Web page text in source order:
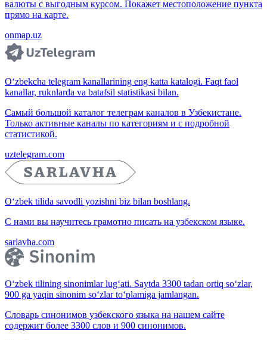
валюты с выгодным курсом. Покажет местоположение пункта
прямо на карте.
onmap.uz
O‘zbekcha telegram kanallarining eng katta katalogi. Faqt faol
kanallar, ruknlarda va batafsil statistikasi bilan.
Самый большой каталог телеграм каналов в Узбекистане.
Только активные каналы по категориям и с подробной
статистикой.
uztelegram.com
O‘zbek tilida savodli yozishni biz bilan boshlang.
С нами вы научитесь грамотно писать на узбекском языке.
sarlavha.com
O‘zbek tilining sinonimlar lug‘ati. Saytda 3300 tadan ortiq so‘zlar,
900 ga yaqin sinonim so‘zlar to‘plamiga jamlangan.
Словарь синонимов узбекского языка на нашем сайте
содержит более 3300 слов и 900 синонимов.